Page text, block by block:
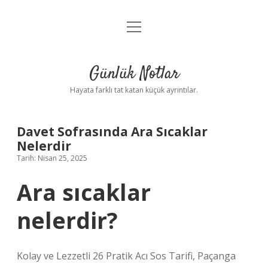
Anasayfa
Yasal Uyarı
menüyü
Günlük Notlar
Hayata farklı tat katan küçük ayrıntılar.
Davet Sofrasında Ara Sıcaklar
Nelerdir
Tarih: Nisan 25, 2025
Ara sıcaklar
nelerdir?
Kolay ve Lezzetli 26 Pratik Acı Sos Tarifi, Paçanga